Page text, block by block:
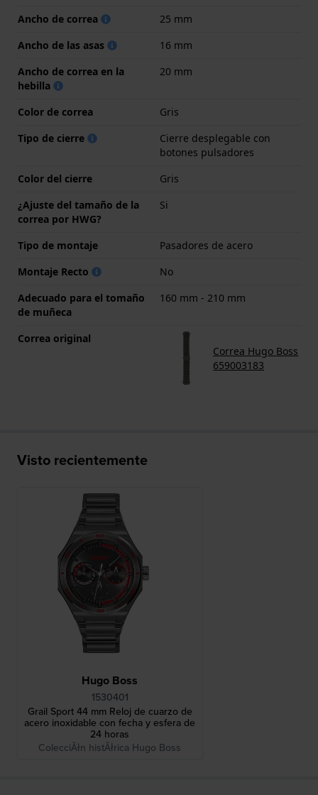
Ancho de correa
25 mm
Ancho de las asas
16 mm
Ancho de correa en la
hebilla
20 mm
Color de correa
Gris
Tipo de cierre
Cierre desplegable con
botones pulsadores
Color del cierre
Gris
¿Ajuste del tamaño de la
correa por HWG?
Si
Tipo de montaje
Pasadores de acero
Montaje Recto
No
Adecuado para el tomaño
de muñeca
160 mm - 210 mm
Correa original
Correa Hugo Boss
659003183
Visto recientemente
Hugo Boss
1530401
Grail Sport 44 mm Reloj de cuarzo de
acero inoxidable con fecha y esfera de
24 horas
ColecciĂłn histĂłrica Hugo Boss